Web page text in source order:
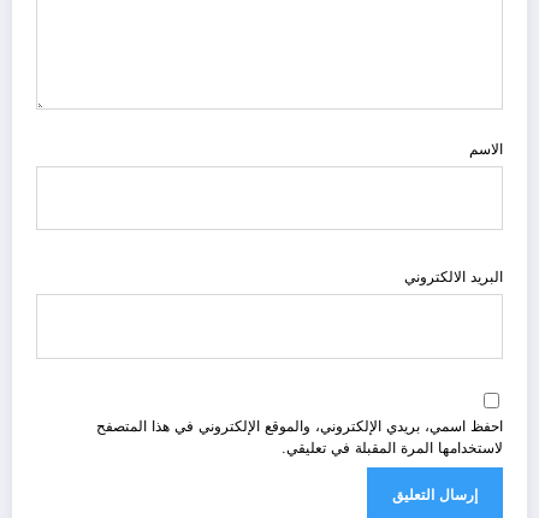
الاسم
البريد الالكتروني
احفظ اسمي، بريدي الإلكتروني، والموقع الإلكتروني في هذا المتصفح
لاستخدامها المرة المقبلة في تعليقي.